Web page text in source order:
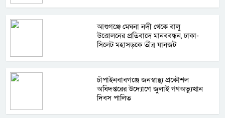
আশুগঞ্জে মেঘনা নদী থেকে বালু
উত্তোলনের প্রতিবাদে মানববন্ধন, ঢাকা-
সিলেট মহাসড়কে তীব্র যানজট
চাঁপাইনবাবগঞ্জে জনস্বাস্থ্য প্রকৌশল
অধিদপ্তরের উদ্যোগে জুলাই গণঅভ্যুত্থান
দিবস পালিত